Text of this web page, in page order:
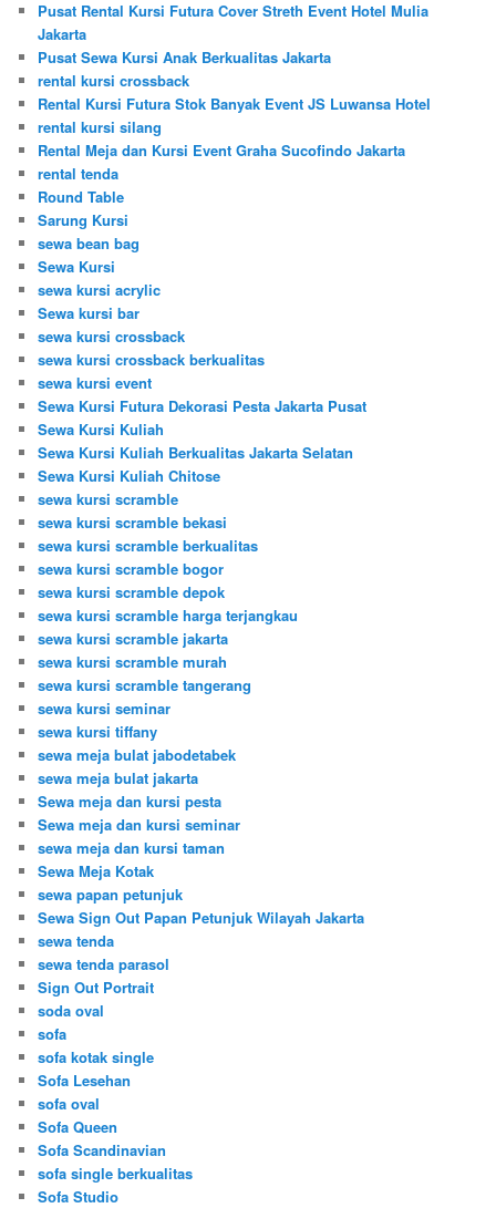
Pusat Rental Kursi Futura Cover Streth Event Hotel Mulia
Jakarta
Pusat Sewa Kursi Anak Berkualitas Jakarta
rental kursi crossback
Rental Kursi Futura Stok Banyak Event JS Luwansa Hotel
rental kursi silang
Rental Meja dan Kursi Event Graha Sucofindo Jakarta
rental tenda
Round Table
Sarung Kursi
sewa bean bag
Sewa Kursi
sewa kursi acrylic
Sewa kursi bar
sewa kursi crossback
sewa kursi crossback berkualitas
sewa kursi event
Sewa Kursi Futura Dekorasi Pesta Jakarta Pusat
Sewa Kursi Kuliah
Sewa Kursi Kuliah Berkualitas Jakarta Selatan
Sewa Kursi Kuliah Chitose
sewa kursi scramble
sewa kursi scramble bekasi
sewa kursi scramble berkualitas
sewa kursi scramble bogor
sewa kursi scramble depok
sewa kursi scramble harga terjangkau
sewa kursi scramble jakarta
sewa kursi scramble murah
sewa kursi scramble tangerang
sewa kursi seminar
sewa kursi tiffany
sewa meja bulat jabodetabek
sewa meja bulat jakarta
Sewa meja dan kursi pesta
Sewa meja dan kursi seminar
sewa meja dan kursi taman
Sewa Meja Kotak
sewa papan petunjuk
Sewa Sign Out Papan Petunjuk Wilayah Jakarta
sewa tenda
sewa tenda parasol
Sign Out Portrait
soda oval
sofa
sofa kotak single
Sofa Lesehan
sofa oval
Sofa Queen
Sofa Scandinavian
sofa single berkualitas
Sofa Studio